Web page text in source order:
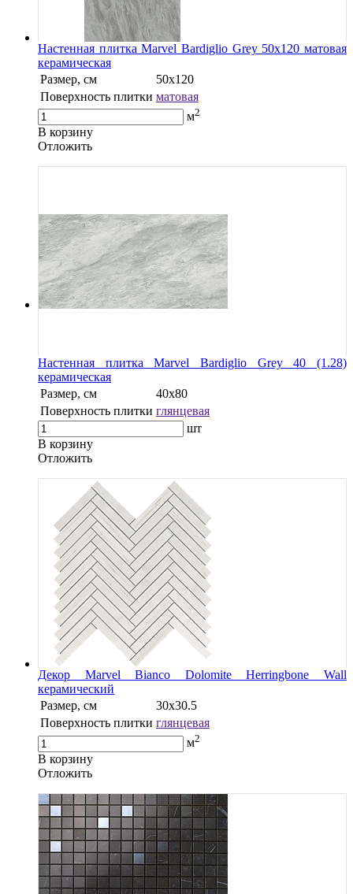
Настенная плитка Marvel Bardiglio Grey 50x120 матовая
керамическая
Размер, см
50x120
Поверхность плитки матовая
м2
В корзину
Oтложить
Настенная плитка Marvel Bardiglio Grey 40 (1.28)
керамическая
Размер, см
40х80
Поверхность плитки глянцевая
шт
В корзину
Oтложить
Декор Marvel Bianco Dolomite Herringbone Wall
керамический
Размер, см
30х30.5
Поверхность плитки глянцевая
м2
В корзину
Oтложить